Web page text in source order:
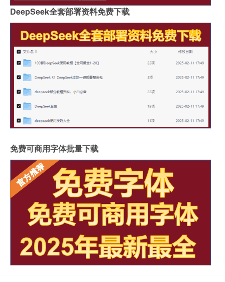
DeepSeek全套部署资料免费下载
免费可商用字体批量下载